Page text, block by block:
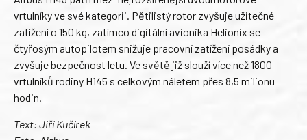
vrtulníky ve své kategorii. Pětilistý rotor zvyšuje užitečné
zatížení o 150 kg, zatímco digitální avionika Helionix se
čtyřosým autopilotem snižuje pracovní zatížení posádky a
zvyšuje bezpečnost letu. Ve světě již slouží více než 1800
vrtulníků rodiny H145 s celkovým náletem přes 8,5 milionu
hodin.
Text: Jiří Kučírek